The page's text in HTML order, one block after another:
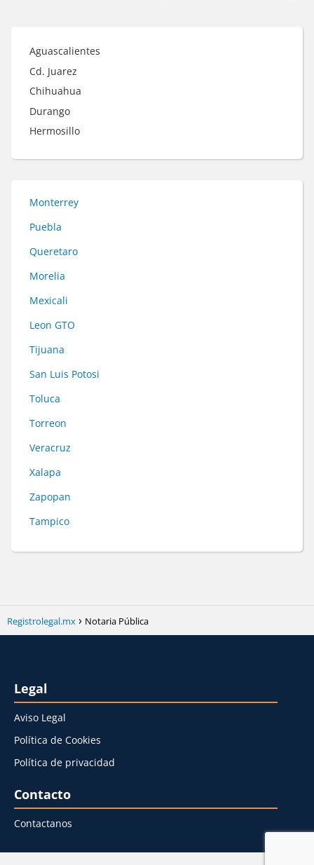
Aguascalientes
Cd. Juarez
Chihuahua
Durango
Hermosillo
Monterrey
Puebla
Queretaro
Morelia
Mexicali
Leon GTO
Tijuana
San Luis Potosi
Toluca
Torreon
Veracruz
Xalapa
Zapopan
Tampico
Registrolegal.mx Notaria Pública
Legal
Aviso Legal
Política de Cookies
Política de privacidad
Contacto
Contactanos